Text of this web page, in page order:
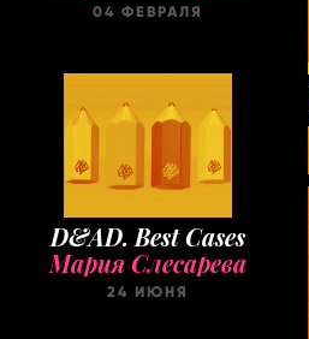
04 ФЕВРАЛЯ
D&AD. Best Cases
Мария Слесарева
24 ИЮНЯ